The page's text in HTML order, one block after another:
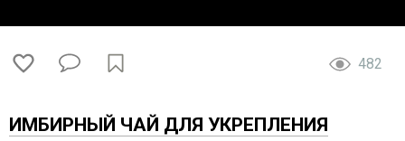
482
ИМБИРНЫЙ ЧАЙ ДЛЯ УКРЕПЛЕНИЯ